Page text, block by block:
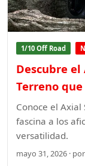
1/10 Off Road
Descubre el
Terreno
Conoce el Axial
fascina a los
versatilidad.
mayo 31, 2026 ·